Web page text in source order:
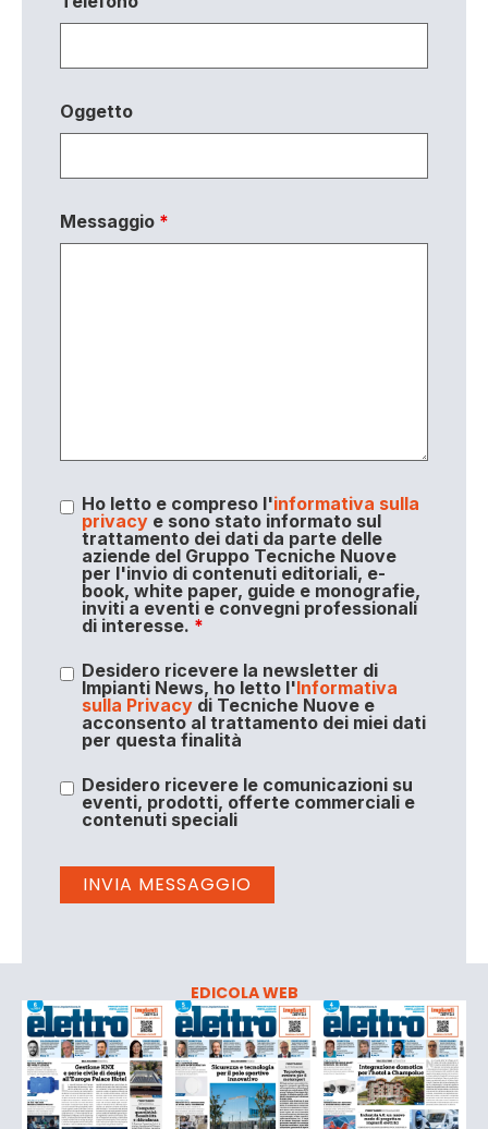
Oggetto
Messaggio *
Ho letto e compreso l'informativa sulla
privacye sono stato informato sul
trattamento dei dati da parte delle
aziende del Gruppo Tecniche Nuove
per l'invio di contenuti editoriali, e-
book, white paper, guide e monografie,
inviti a eventi e convegni professionali
di interesse. *
Desidero ricevere la newsletter di
Impianti News, ho letto l'Informativa
sulla Privacydi Tecniche Nuove e
acconsento al trattamento dei miei dati
per questa finalità
Desidero ricevere le comunicazioni su
eventi, prodotti, offerte commerciali e
contenuti speciali
EDICOLA WEB